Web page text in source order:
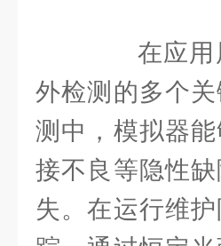
在应用层
外检测的多个
测中，模拟器
接不良等隐性
失。在运行维